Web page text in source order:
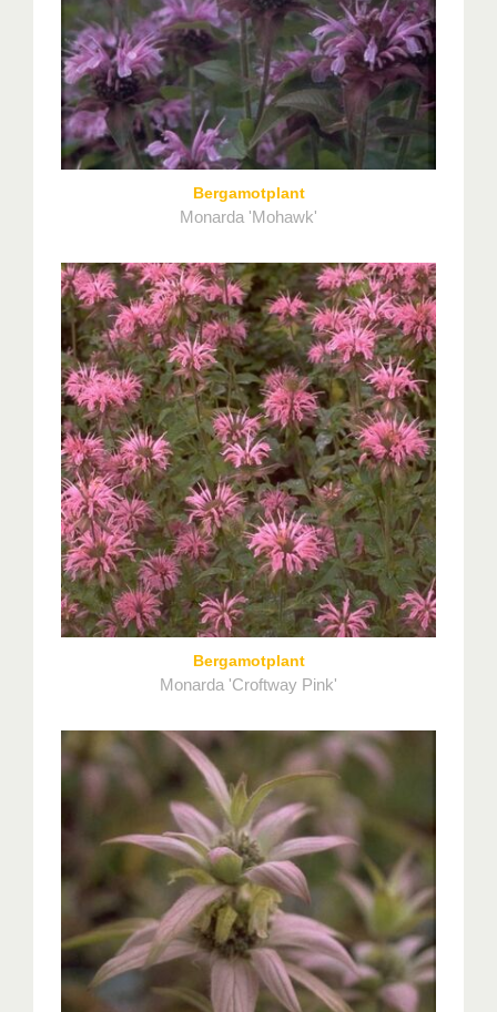
Bergamotplant
Monarda 'Mohawk'
Bergamotplant
Monarda 'Croftway Pink'